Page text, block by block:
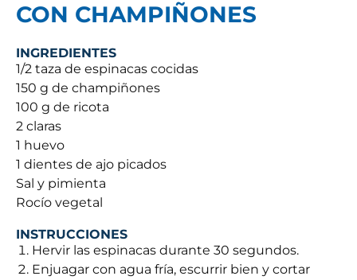
CON CHAMPIÑONES
INGREDIENTES
1/2 taza de espinacas cocidas
150 g de champiñones
100 g de ricota
2 claras
1 huevo
1 dientes de ajo picados
Sal y pimienta
Rocío vegetal
INSTRUCCIONES
Hervir las espinacas durante 30 segundos.
Enjuagar con agua fría, escurrir bien y cortar